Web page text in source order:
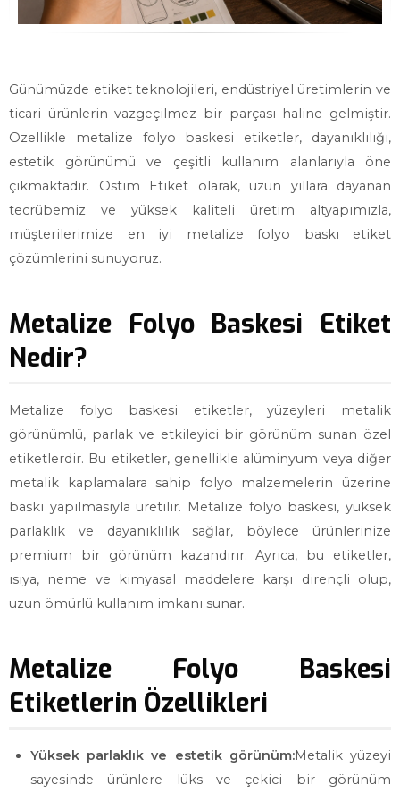
Günümüzde etiket teknolojileri, endüstriyel üretimlerin ve
ticari ürünlerin vazgeçilmez bir parçası haline gelmiştir.
Özellikle metalize folyo baskesi etiketler, dayanıklılığı,
estetik görünümü ve çeşitli kullanım alanlarıyla öne
çıkmaktadır. Ostim Etiket olarak, uzun yıllara dayanan
tecrübemiz ve yüksek kaliteli üretim altyapımızla,
müşterilerimize en iyi metalize folyo baskı etiket
çözümlerini sunuyoruz.
Metalize Folyo Baskesi Etiket
Nedir?
Metalize folyo baskesi etiketler, yüzeyleri metalik
görünümlü, parlak ve etkileyici bir görünüm sunan özel
etiketlerdir. Bu etiketler, genellikle alüminyum veya diğer
metalik kaplamalara sahip folyo malzemelerin üzerine
baskı yapılmasıyla üretilir. Metalize folyo baskesi, yüksek
parlaklık ve dayanıklılık sağlar, böylece ürünlerinize
premium bir görünüm kazandırır. Ayrıca, bu etiketler,
ısıya, neme ve kimyasal maddelere karşı dirençli olup,
uzun ömürlü kullanım imkanı sunar.
Metalize Folyo Baskesi
Etiketlerin Özellikleri
Yüksek parlaklık ve estetik görünüm:Metalik yüzeyi
sayesinde ürünlere lüks ve çekici bir görünüm